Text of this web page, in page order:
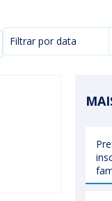
Filtrar por data